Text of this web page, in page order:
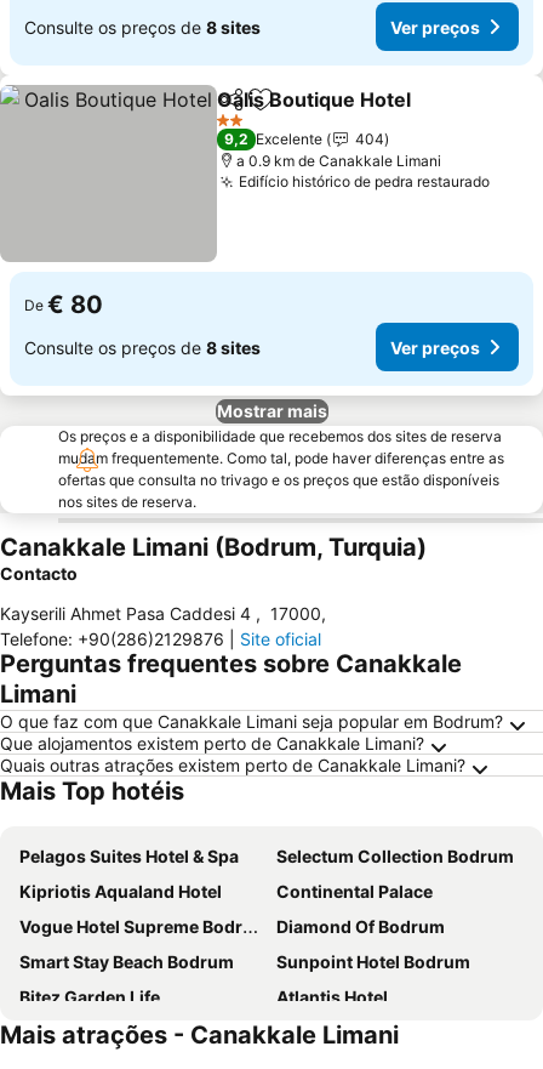
Consulte os preços de 8 sites Ver preços
PartilharAdicionar aos favoritos
Oalis Boutique Hotel
2 Estrelas
9,2 Excelente
404
a 0.9 km de Canakkale Limani
Edifício histórico de pedra restaurado
De € 80
Consulte os preços de 8 sites Ver preços
Mostrar mais
Os preços e a disponibilidade que recebemos dos sites de reserva
mudam frequentemente. Como tal, pode haver diferenças entre as
ofertas que consulta no trivago e os preços que estão disponíveis
nos sites de reserva.
Canakkale Limani (Bodrum, Turquia)
Contacto
Kayserili Ahmet Pasa Caddesi 4 , 17000,
Telefone: +90(286)2129876 Site oficial
Perguntas frequentes sobre Canakkale
Limani
O que faz com que Canakkale Limani seja popular em Bodrum?
Que alojamentos existem perto de Canakkale Limani?
Quais outras atrações existem perto de Canakkale Limani?
Mais Top hotéis
Pelagos Suites Hotel & Spa
Selectum Collection Bodrum
Kipriotis Aqualand Hotel
Continental Palace
Vogue Hotel Supreme Bodrum
Diamond Of Bodrum
Smart Stay Beach Bodrum
Sunpoint Hotel Bodrum
Bitez Garden Life
Atlantis Hotel
Bodrum Holiday Resort & Spa
Lujo Hotel Bodrum
Mais atrações - Canakkale Limani